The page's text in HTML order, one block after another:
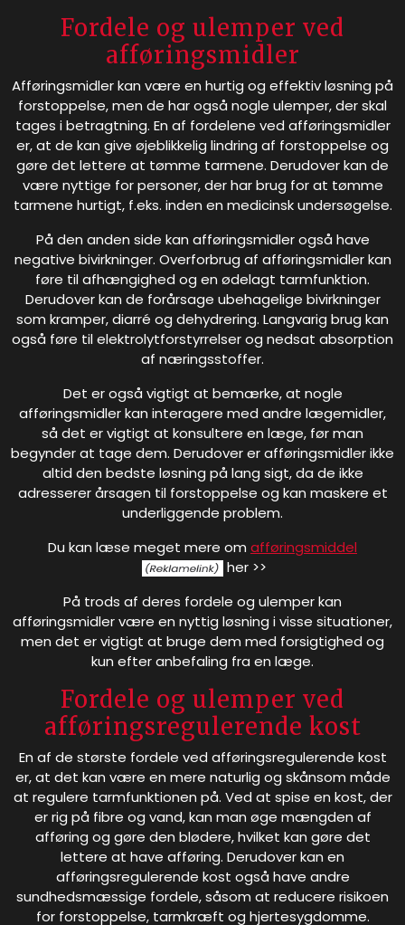
Fordele og ulemper ved
afføringsmidler
Afføringsmidler kan være en hurtig og effektiv løsning på
forstoppelse, men de har også nogle ulemper, der skal
tages i betragtning. En af fordelene ved afføringsmidler
er, at de kan give øjeblikkelig lindring af forstoppelse og
gøre det lettere at tømme tarmene. Derudover kan de
være nyttige for personer, der har brug for at tømme
tarmene hurtigt, f.eks. inden en medicinsk undersøgelse.
På den anden side kan afføringsmidler også have
negative bivirkninger. Overforbrug af afføringsmidler kan
føre til afhængighed og en ødelagt tarmfunktion.
Derudover kan de forårsage ubehagelige bivirkninger
som kramper, diarré og dehydrering. Langvarig brug kan
også føre til elektrolytforstyrrelser og nedsat absorption
af næringsstoffer.
Det er også vigtigt at bemærke, at nogle
afføringsmidler kan interagere med andre lægemidler,
så det er vigtigt at konsultere en læge, før man
begynder at tage dem. Derudover er afføringsmidler ikke
altid den bedste løsning på lang sigt, da de ikke
adresserer årsagen til forstoppelse og kan maskere et
underliggende problem.
Du kan læse meget mere om afføringsmiddel
her >>
På trods af deres fordele og ulemper kan
afføringsmidler være en nyttig løsning i visse situationer,
men det er vigtigt at bruge dem med forsigtighed og
kun efter anbefaling fra en læge.
Fordele og ulemper ved
afføringsregulerende kost
En af de største fordele ved afføringsregulerende kost
er, at det kan være en mere naturlig og skånsom måde
at regulere tarmfunktionen på. Ved at spise en kost, der
er rig på fibre og vand, kan man øge mængden af
afføring og gøre den blødere, hvilket kan gøre det
lettere at have afføring. Derudover kan en
afføringsregulerende kost også have andre
sundhedsmæssige fordele, såsom at reducere risikoen
for forstoppelse, tarmkræft og hjertesygdomme.